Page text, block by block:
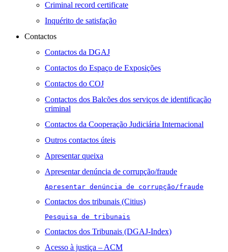
Criminal record certificate
Inquérito de satisfação
Contactos
Contactos da DGAJ
Contactos do Espaço de Exposições
Contactos do COJ
Contactos dos Balcões dos serviços de identificação
criminal
Contactos da Cooperação Judiciária Internacional
Outros contactos úteis
Apresentar queixa
Apresentar denúncia de corrupção/fraude
Apresentar denúncia de corrupção/fraude
Contactos dos tribunais (Citius)
Pesquisa de tribunais
Contactos dos Tribunais (DGAJ-Index)
Acesso à justiça – ACM